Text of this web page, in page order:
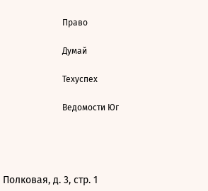
Право
Думай
Техуспех
Ведомости Юг
д. 3, стр. 1